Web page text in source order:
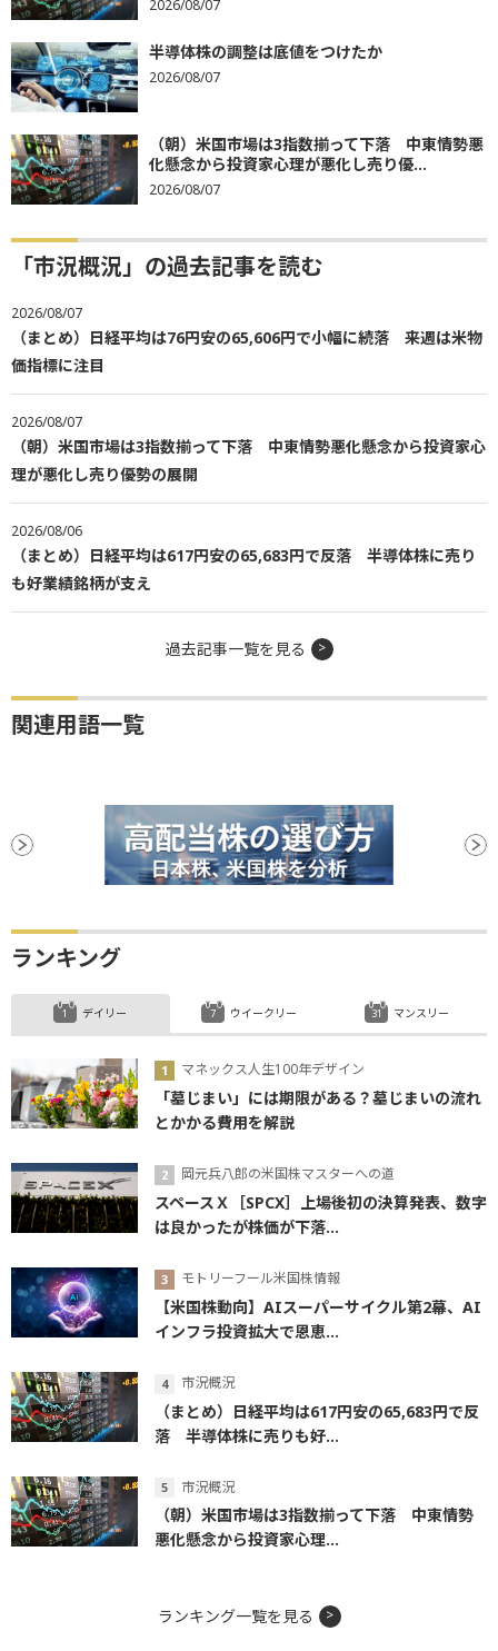
2026/08/07
半導体株の調整は底値をつけたか
2026/08/07
（朝）米国市場は3指数揃って下落 中東情勢悪
化懸念から投資家心理が悪化し売り優...
2026/08/07
「市況概況」の過去記事を読む
2026/08/07
（まとめ）日経平均は76円安の65,606円で小幅に続落 来週は米物
価指標に注目
2026/08/07
（朝）米国市場は3指数揃って下落 中東情勢悪化懸念から投資家心
理が悪化し売り優勢の展開
2026/08/06
（まとめ）日経平均は617円安の65,683円で反落 半導体株に売り
も好業績銘柄が支え
過去記事一覧を見る
関連用語一覧
ランキング
デイリー
マネックス人生100年デザイン
「墓じまい」には期限がある？墓じまいの流れ
とかかる費用を解説
岡元兵八郎の米国株マスターへの道
スペースＸ［SPCX］上場後初の決算発表、数字
は良かったが株価が下落...
モトリーフール米国株情報
【米国株動向】AIスーパーサイクル第2幕、AI
インフラ投資拡大で恩恵...
市況概況
（まとめ）日経平均は617円安の65,683円で反
落 半導体株に売りも好...
市況概況
（朝）米国市場は3指数揃って下落 中東情勢
悪化懸念から投資家心理...
ウイークリー マンスリー
ランキング一覧を見る